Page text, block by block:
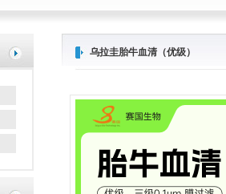
乌拉圭胎牛血清（优级）